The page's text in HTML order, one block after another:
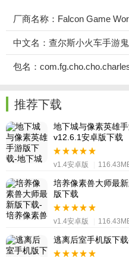
厂商名称：Falcon Game
中文名：查尔斯小火车手游
包名：
推荐下载
地下城与像素英雄
v12.6.1安卓版下载
v1.4安卓版
培养像素兽大师最
版下载
v1.4安卓版
逃离后室手机版下